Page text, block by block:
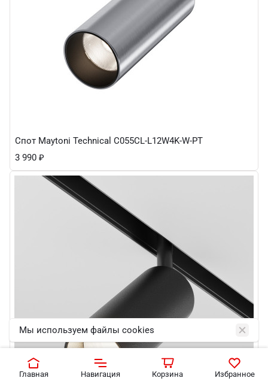
Главная Навигация Корзина Избранное
Спот Maytoni Technical C055CL-L12W4K-W-PT
3 990 ₽
Мы используем файлы cookies